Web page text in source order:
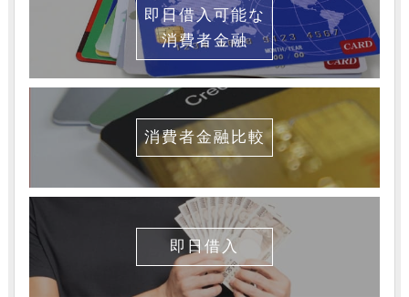
即日借入可能な
消費者金融
消費者金融比較
即日借入